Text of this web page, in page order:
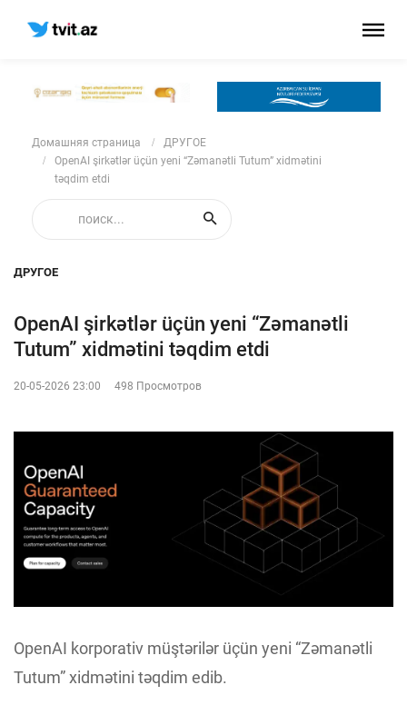
Домашняя страница
ДРУГОЕ
OpenAI şirkətlər üçün yeni “Zəmanətli Tutum” xidmətini
təqdim etdi
ДРУГОЕ
OpenAI şirkətlər üçün yeni “Zəmanətli
Tutum” xidmətini təqdim etdi
20-05-2026 23:00 498 Просмотров
OpenAI korporativ müştərilər üçün yeni “Zəmanətli
Tutum” xidmətini təqdim edib.